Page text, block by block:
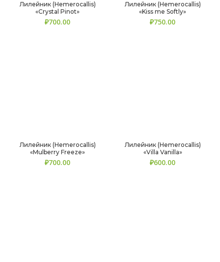
Лилейник (Hemerocallis)
«Crystal Pinot»
₽
Лилейник (Hemerocallis)
«Kiss me Softly»
₽
Лилейник (Hemerocallis)
«Mulberry Freeze»
₽
Лилейник (Hemerocallis)
«Villa Vanilla»
₽